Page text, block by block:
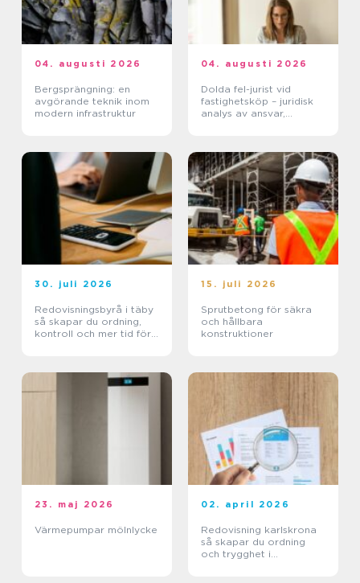
04. augusti 2026
Bergsprängning: en
avgörande teknik inom
modern infrastruktur
04. augusti 2026
Dolda fel-jurist vid
fastighetsköp – juridisk
analys av ansvar,
30. juli 2026
Redovisningsbyrå i täby
så skapar du ordning,
kontroll och mer tid för
15. juli 2026
Sprutbetong för säkra
och hållbara
konstruktioner
23. maj 2026
Värmepumpar mölnlycke
02. april 2026
Redovisning karlskrona
så skapar du ordning
och trygghet i